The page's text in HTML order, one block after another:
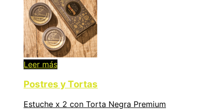
Leer más
Postres y Tortas
Estuche x 2 con Torta Negra Premium